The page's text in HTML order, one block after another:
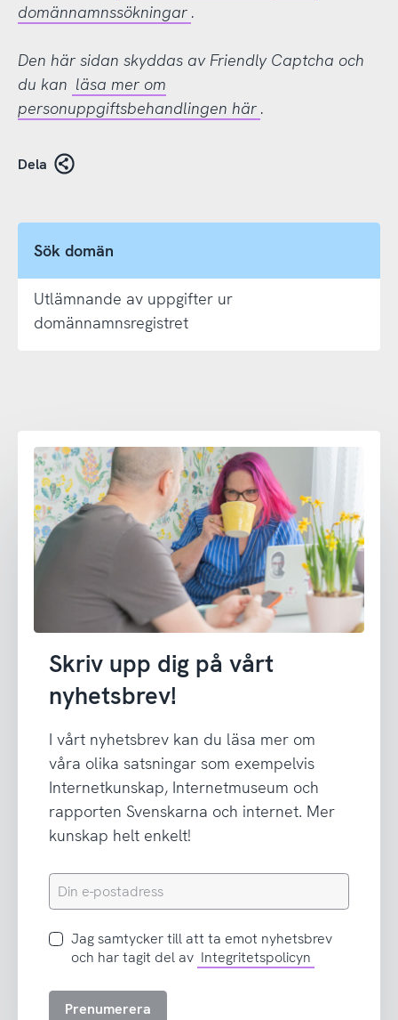
domännamnssökningar .
Den här sidan skyddas av Friendly Captcha och
du kan läsa mer om
personuppgiftsbehandlingen här .
Dela
Sök domän
Utlämnande av uppgifter ur
domännamnsregistret
Skriv upp dig på vårt
nyhetsbrev!
I vårt nyhetsbrev kan du läsa mer om
våra olika satsningar som exempelvis
Internetkunskap, Internetmuseum och
rapporten Svenskarna och internet. Mer
kunskap helt enkelt!
Din
e-
Jag
samtycker
att
Jag samtycker till att ta emot nyhetsbrev
och har tagit del av Integritetspolicyn
Prenumerera